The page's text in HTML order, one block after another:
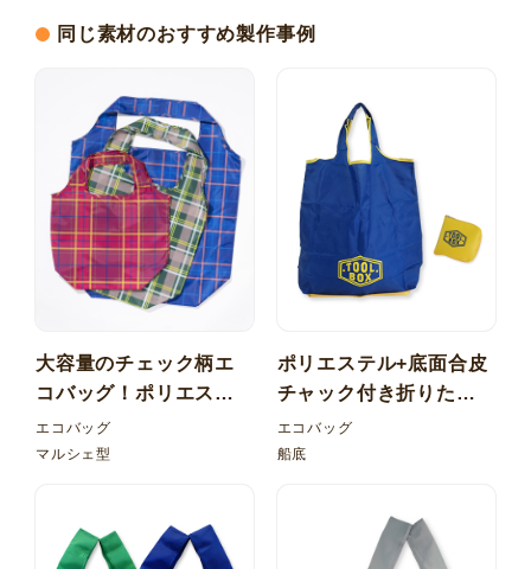
同じ素材のおすすめ製作事例
大容量のチェック柄エ
コバッグ！ポリエステ
ル ゴムバンド
エコバッグ
マルシェ型
ポリエステル+底面合皮
チャック付き折りたた
みエコバッグ
エコバッグ
船底